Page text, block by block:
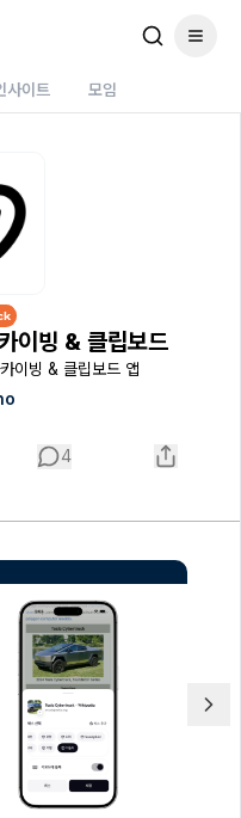
사이트 모임
이빙 & 클립보드
이빙 & 클립보드 앱
4